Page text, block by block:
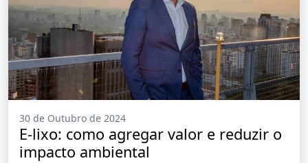
30 de Outubro de 2024
E-lixo: como agregar valor e reduzir o
impacto ambiental